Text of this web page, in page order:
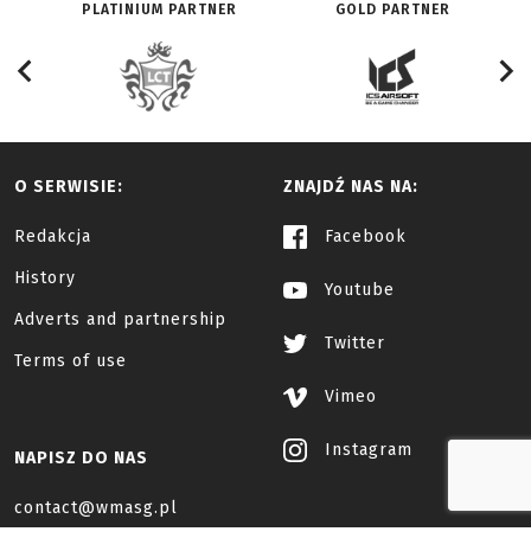
PLATINIUM PARTNER GOLD PARTNER
O SERWISIE:
Redakcja
History
Adverts and partnership
Terms of use
ZNAJDŹ NAS NA:
Facebook
Youtube
Twitter
Vimeo
Instagram
NAPISZ DO NAS
contact@wmasg.pl